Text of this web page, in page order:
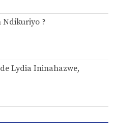
Ndikuriyo ?
Lydia Ininahazwe,